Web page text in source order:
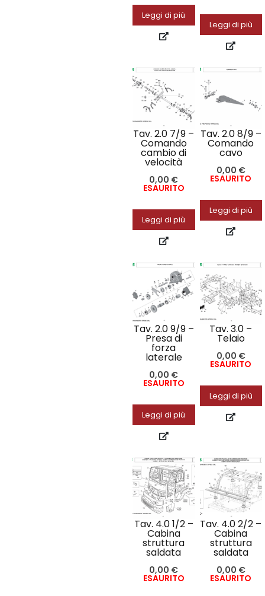
Leggi di più
Leggi di più
Tav. 2.0 7/9 –
Comando
cambio di
velocità
0,00 €
ESAURITO
Leggi di più
Tav. 2.0 8/9 –
Comando
cavo
0,00 €
ESAURITO
Leggi di più
Tav. 2.0 9/9 –
Presa di
forza
laterale
0,00 €
ESAURITO
Leggi di più
Tav. 3.0 –
Telaio
0,00 €
ESAURITO
Leggi di più
Tav. 4.0 1/2 –
Cabina
struttura
saldata
0,00 €
ESAURITO
Tav. 4.0 2/2 –
Cabina
struttura
saldata
0,00 €
ESAURITO